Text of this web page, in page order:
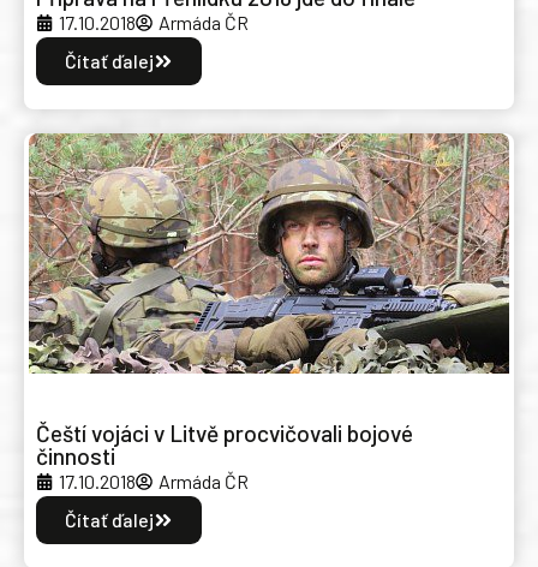
17.10.2018
Armáda ČR
Čítať ďalej
Čeští vojáci v Litvě procvičovali bojové
činnosti
17.10.2018
Armáda ČR
Čítať ďalej